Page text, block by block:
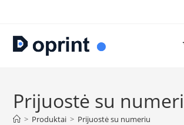
content
Prijuostė su
> Produktai > Prijuostė su numeriu